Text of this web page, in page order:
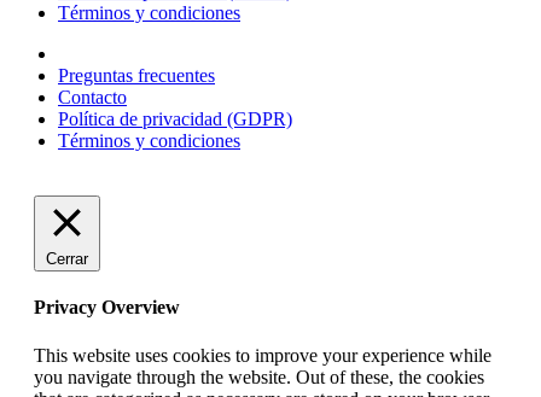
Términos y condiciones
Preguntas frecuentes
Contacto
Política de privacidad (GDPR)
Términos y condiciones
Cerrar
Privacy Overview
This website uses cookies to improve your experience while
you navigate through the website. Out of these, the cookies